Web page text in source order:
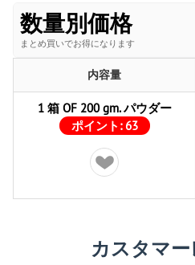
数量別価格
まとめ買いでお得になります
内容量
1 箱 OF 200 gm. パウダー
ポイント: 63
カスタマ